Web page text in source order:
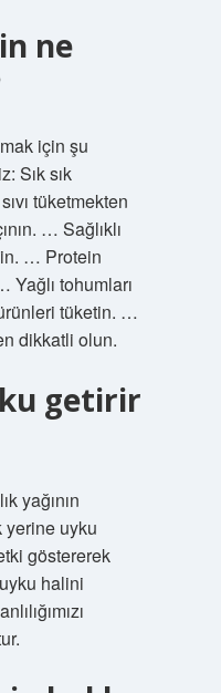
ne
için şu
Sık sık
tüketmekten
… Sağlıklı
… Protein
Yağlı tohumları
tüketin. …
dikkatli olun.
getirir
yağının
uyku
göstererek
halini